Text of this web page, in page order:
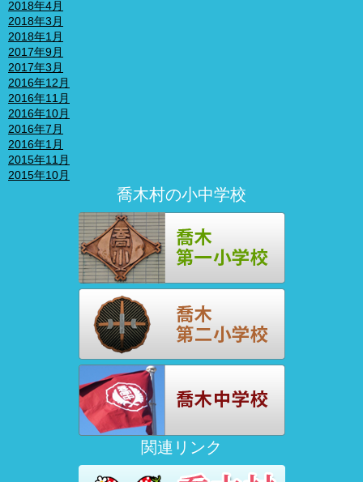
2018年4月
2018年3月
2018年1月
2017年9月
2017年3月
2016年12月
2016年11月
2016年10月
2016年7月
2016年1月
2015年11月
2015年10月
喬木村の小中学校
関連リンク